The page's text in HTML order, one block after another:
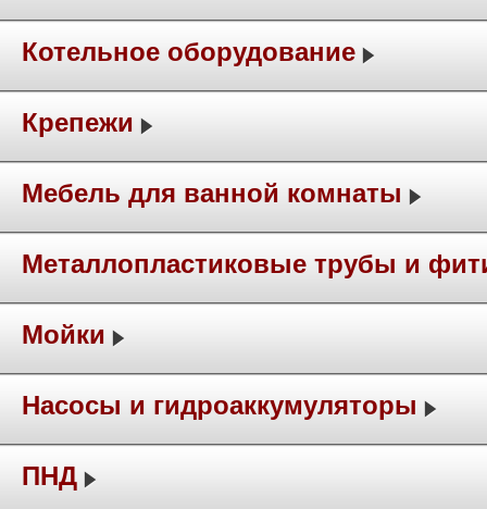
Котельное оборудование
Крепежи
Мебель для ванной комнаты
Металлопластиковые трубы и
Мойки
Насосы и гидроаккумуляторы
ПНД